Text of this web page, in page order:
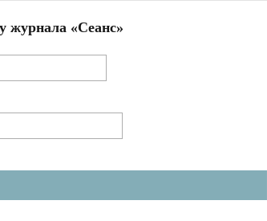
журнала «Сеанс»